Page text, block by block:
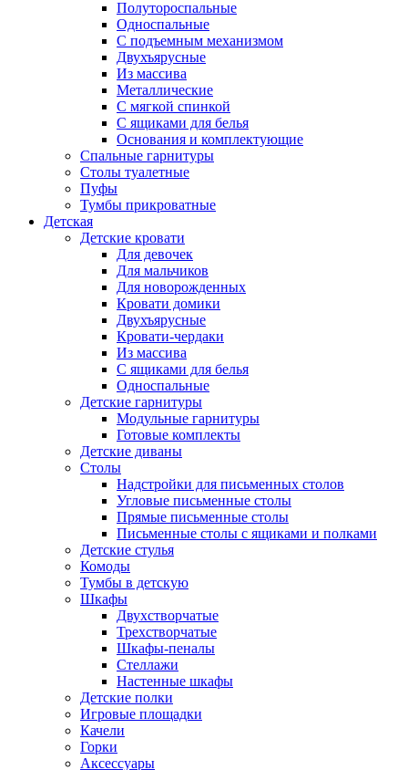
Полутороспальные
Односпальные
С подъемным механизмом
Двухъярусные
Из массива
Металлические
С мягкой спинкой
С ящиками для белья
Основания и комплектующие
Спальные гарнитуры
Столы туалетные
Пуфы
Тумбы прикроватные
Детская
Детские кровати
Для девочек
Для мальчиков
Для новорожденных
Кровати домики
Двухъярусные
Кровати-чердаки
Из массива
С ящиками для белья
Односпальные
Детские гарнитуры
Модульные гарнитуры
Готовые комплекты
Детские диваны
Столы
Надстройки для письменных столов
Угловые письменные столы
Прямые письменные столы
Письменные столы с ящиками и полками
Детские стулья
Комоды
Тумбы в детскую
Шкафы
Двухстворчатые
Трехстворчатые
Шкафы-пеналы
Стеллажи
Настенные шкафы
Детские полки
Игровые площадки
Качели
Горки
Аксессуары